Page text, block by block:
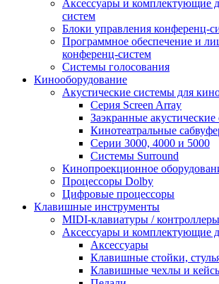
Аксессуары и комплектующие
систем
Блоки управления конференц-
Программное обеспечение и
конференц-систем
Системы голосования
Кинооборудование
Акустические системы для
Cерия Screen Array
Заэкранные
Кинотеатральные
Серии 3000, 4000 и 5000
Системы Surround
Кинопроекционное
Процессоры Dolby
Цифровые процессоры
Клавишные инструменты
MIDI-клавиатуры / контроллеры
Аксессуары и комплектующие
Аксессуары
Клавишные стойки,
Клавишные чехлы и